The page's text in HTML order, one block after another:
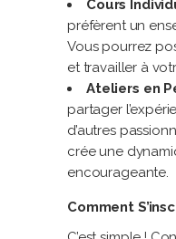
Cours
préfèrent un
Vous pourrez
et travailler à
Ateliers en
partager
d’autres
crée une
encourageante.
Comment